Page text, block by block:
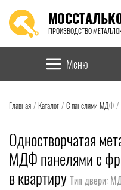
ПРОИЗВОДСТВО
Найти:
Меню
Главная / Каталог / С панелями МДФ /
Одностворчатая
МДФ панелями с
в квартиру Тип двери: